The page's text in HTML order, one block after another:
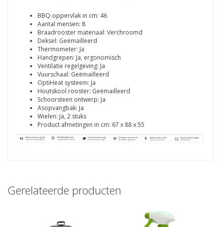
BBQ-oppervlak in cm: 46
Aantal mensen: 8
Braadrooster materiaal: Verchroomd
Deksel: Geëmailleerd
Thermometer: Ja
Handgrepen: Ja, ergonomisch
Ventilatie regelgeving: Ja
Vuurschaal: Geëmailleerd
OptiHeat systeem: Ja
Houtskool rooster: Geëmailleerd
Schoorsteen ontwerp: Ja
Asopvangbak: Ja
Wielen: Ja, 2 stuks
Product afmetingen in cm: 67 x 88 x 55
Gerelateerde producten